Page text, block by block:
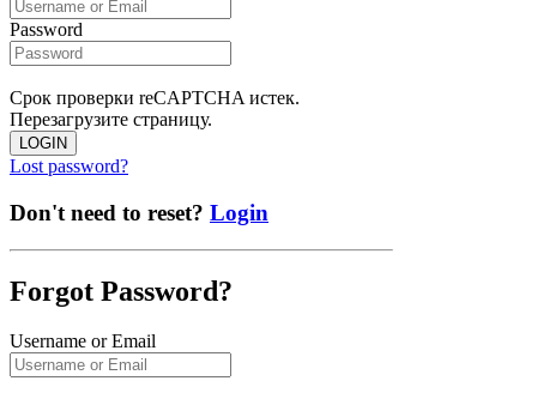
Password
Срок проверки reCAPTCHA истек.
Перезагрузите страницу.
LOGIN
Lost password?
Don't need to reset? Login
Forgot Password?
Username or Email